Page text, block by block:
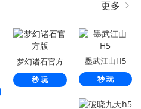
更多
梦幻诸石官方
版
秒 玩
墨武江山H5
秒 玩